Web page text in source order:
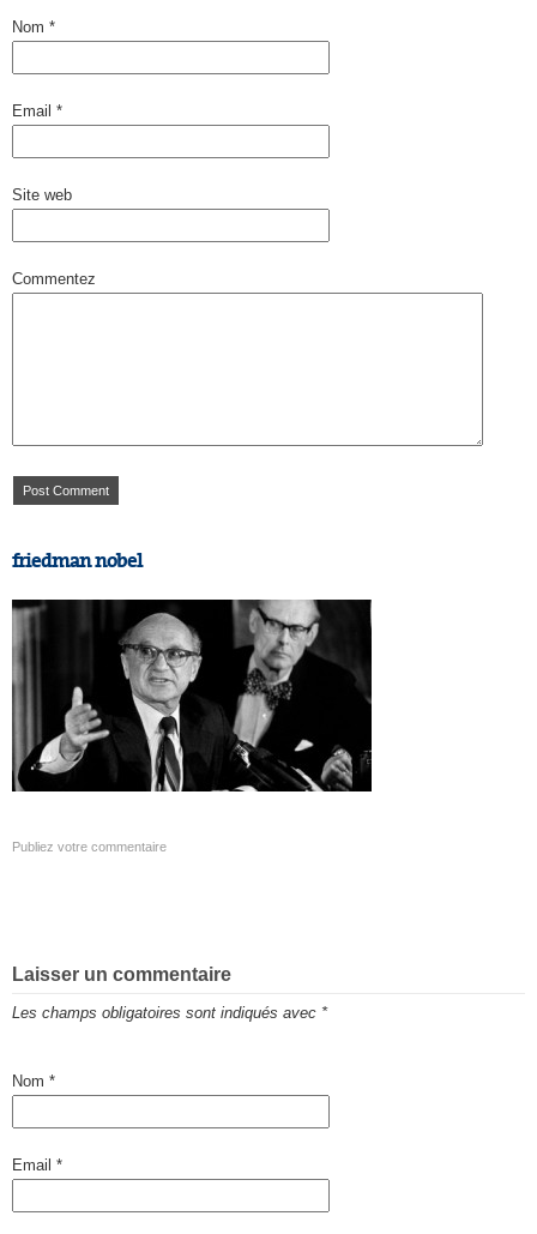
Nom *
Email *
Site web
Commentez
friedman nobel
Publiez votre commentaire
Laisser un commentaire
Les champs obligatoires sont indiqués avec *
Nom *
Email *